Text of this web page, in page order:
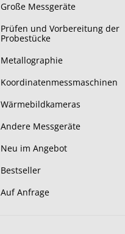
Große Messgeräte
Prüfen und Vorbereitung der
Probestücke
Metallographie
Koordinatenmessmaschinen
Wärmebildkameras
Andere Messgeräte
Neu im Angebot
Bestseller
Auf Anfrage